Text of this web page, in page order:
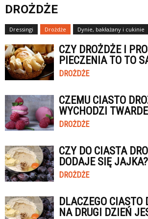
DROŻDŻE
Dressingi Drożdże Dynie, bakłażany i cukinie
CZY DROŻDŻE I
PIECZENIA TO TO
DROŻDŻE
CZEMU CIASTO
WYCHODZI
DROŻDŻE
CZY DO CIASTA
DODAJE SIĘ JAJKA?
DROŻDŻE
DLACZEGO CIASTO
NA DRUGI DZIEŃ